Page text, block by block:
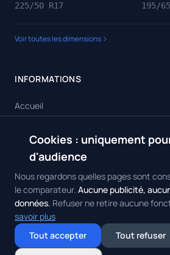
225/50 R17 195/
Voir toutes les dimensions
INFORMATIONS
Accueil
Toutes les marques
Contact
© 2026 Achat Pneus. Tous droits réservés.
de Confidentialité
Contact
Cookies : uniquement
d'audience
Nous regardons quelles pages sont
le comparateur. Aucune publicité,
données. Refuser ne retire aucune
savoir plus
Tout accepter
Tout refuser